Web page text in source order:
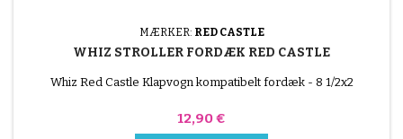
MÆRKER: RED CASTLE
WHIZ STROLLER FORDÆK RED CASTLE
Whiz Red Castle Klapvogn kompatibelt fordæk - 8 1/2x2
Pris
12,90 €